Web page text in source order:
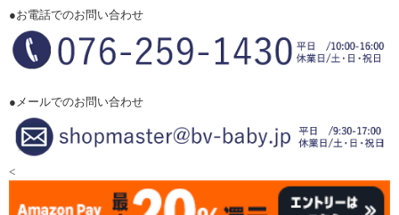
●お電話でのお問い合わせ
●メールでのお問い合わせ
<